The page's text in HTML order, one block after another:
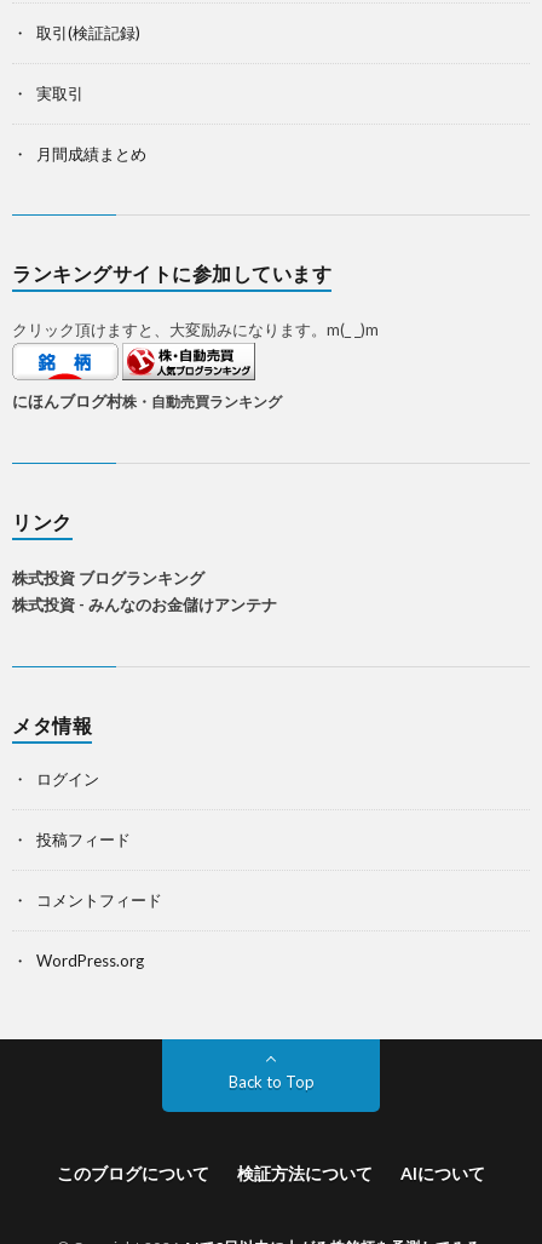
取引(検証記録)
実取引
月間成績まとめ
ランキングサイトに参加しています
クリック頂けますと、大変励みになります。m(_ _)m
にほんブログ村株・自動売買ランキング
リンク
株式投資 ブログランキング
株式投資 - みんなのお金儲けアンテナ
メタ情報
ログイン
投稿フィード
コメントフィード
WordPress.org
Back to Top
このブログについて 検証方法について AIについて